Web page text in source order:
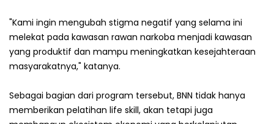
‎"Kami ingin mengubah stigma negatif yang selama ini
melekat pada kawasan rawan narkoba menjadi kawasan
yang produktif dan mampu meningkatkan kesejahteraan
masyarakatnya," katanya.
Sebagai bagian dari program tersebut, BNN tidak hanya
memberikan pelatihan life skill, akan tetapi juga